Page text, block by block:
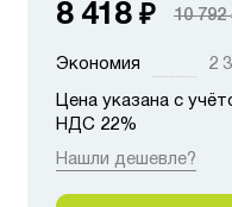
8 418 ₽ 10 792
Экономия 2
Цена указана с
НДС 22%
Нашли дешевле?